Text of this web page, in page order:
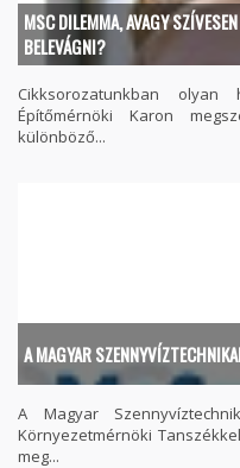
MSC DILEMMA, AVAGY
BELEVÁGNI?
Cikksorozatunkban
Építőmérnöki Karon
különböző...
A MAGYAR
A Magyar
Környezetmérnöki
meg...